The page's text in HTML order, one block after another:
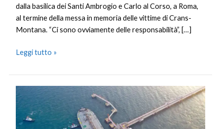
dalla basilica dei Santi Ambrogio e Carlo al Corso, a Roma,
al termine della messa in memoria delle vittime di Crans-
Montana. “Ci sono ovviamente delle responsabilità”, […]
Leggi tutto »
traffico
container
aumenta